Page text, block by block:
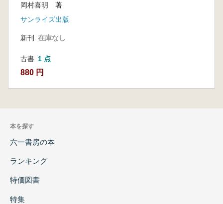
岡村喜明 著
サンライズ出版
新刊 在庫なし
古書 1 点
880 円
本を探す
六一書房の本
ランキング
特価図書
特集